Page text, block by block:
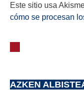
Este sitio usa
cómo se procesan
AZKEN